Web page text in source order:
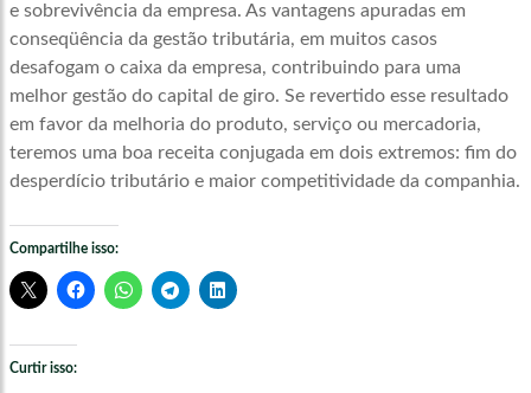
e sobrevivência da empresa. As vantagens apuradas em
conseqüência da gestão tributária, em muitos casos
desafogam o caixa da empresa, contribuindo para uma
melhor gestão do capital de giro. Se revertido esse resultado
em favor da melhoria do produto, serviço ou mercadoria,
teremos uma boa receita conjugada em dois extremos: fim do
desperdício tributário e maior competitividade da companhia.
Compartilhe isso:
Curtir isso: